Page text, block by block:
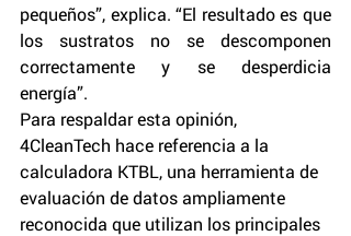
pequeños”, explica. “El resultado es que
los sustratos no se descomponen
correctamente y se desperdicia
energía”.
Para respaldar esta opinión,
4CleanTech hace referencia a la
calculadora KTBL, una herramienta de
evaluación de datos ampliamente
reconocida que utilizan los principales